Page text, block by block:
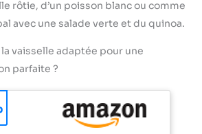
rôtie, d’un poisson blanc ou comme
avec une salade verte et du quinoa.
vaisselle adaptée pour une
parfaite ?